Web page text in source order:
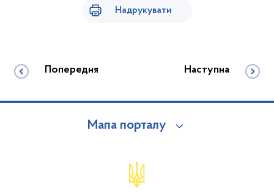
Надрукувати
Попередня Наступна
Мапа порталу